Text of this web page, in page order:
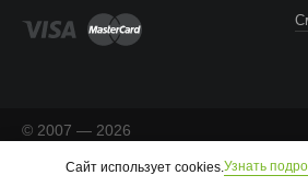
© 2007 — 2026
защищены.Сайт использует cookies. Узнать